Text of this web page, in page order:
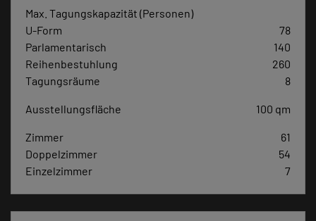
Max. Tagungskapazität (Personen)
U-Form
78
Parlamentarisch
140
Reihenbestuhlung
260
Tagungsräume
8
Ausstellungsfläche 100 qm
Zimmer
61
Doppelzimmer
54
Einzelzimmer
7